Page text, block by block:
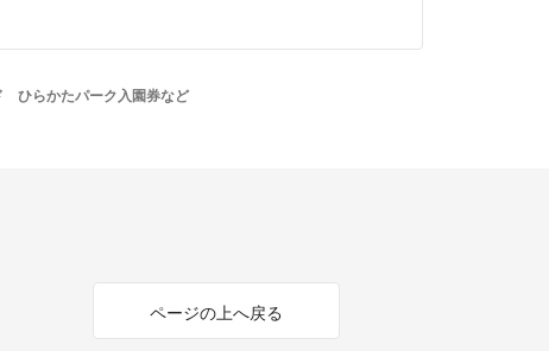
ひらかたパーク入園券など
ページの上へ戻る